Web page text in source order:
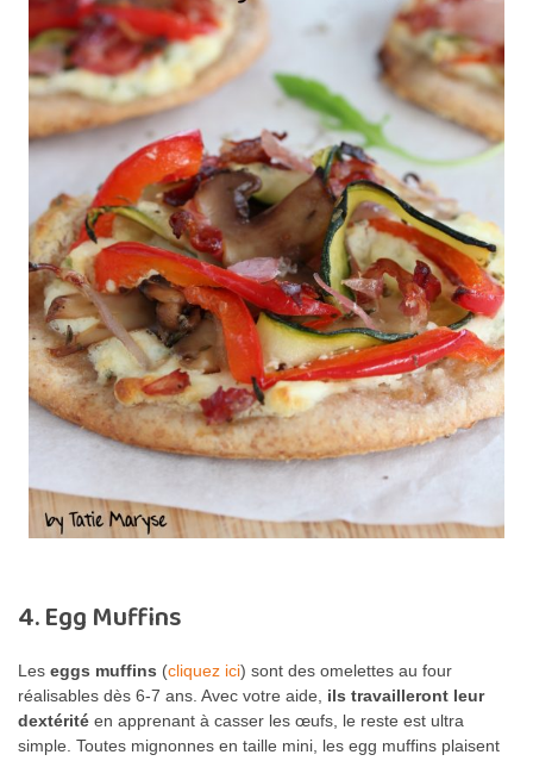
4. Egg Muffins
Les eggs muffins (cliquez ici) sont des omelettes au four
réalisables dès 6-7 ans. Avec votre aide, ils travailleront leur
dextérité en apprenant à casser les œufs, le reste est ultra
simple. Toutes mignonnes en taille mini, les egg muffins plaisent